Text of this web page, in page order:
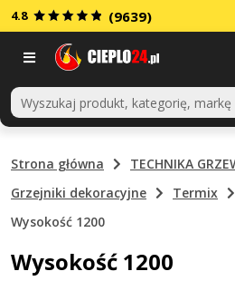
4.8 (9639)
Strona główna
TECHNIKA
Grzejniki dekoracyjne
Termix
Wysokość 1200
Wysokość 1200